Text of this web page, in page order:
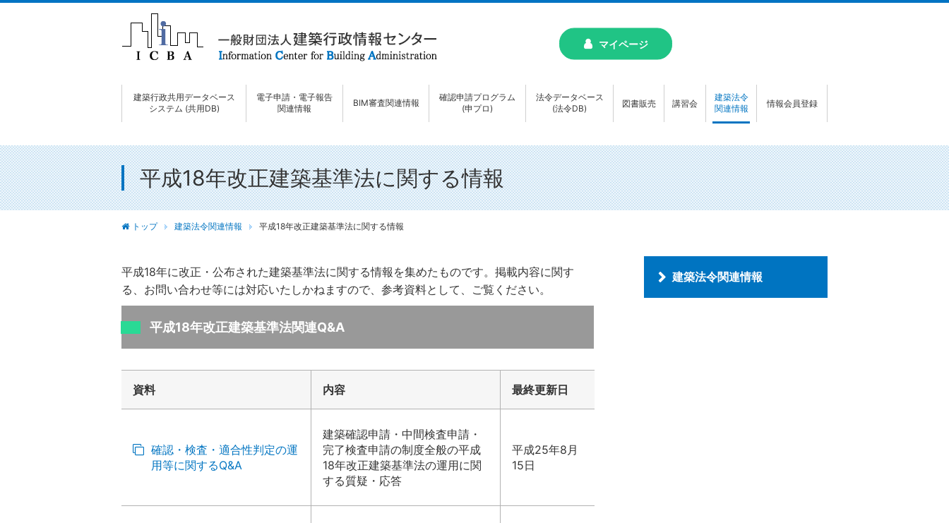
マイページ
建築行政共用データベース
システム (共用DB)
電子申請・電子報告
関連情報
BIM審査関連情報
確認申請プログラム
(申プロ)
法令データベース
(法令DB)
図書販売 講習会
建築法令
関連情報
情報会員登録
平成18年改正建築基準法に関する情報
トップ 建築法令関連情報 平成18年改正建築基準法に関する情報
平成18年に改正・公布された建築基準法に関する情報を集めたものです。掲載内容に関す
る、お問い合わせ等には対応いたしかねますので、参考資料として、ご覧ください。
平成18年改正建築基準法関連Q&A
資料 内容 最終更新日
確認・検査・適合性判定の運
用等に関するQ&A
建築確認申請・中間検査申請・
完了検査申請の制度全般の平成
18年改正建築基準法の運用に関
する質疑・応答
平成25年8月
15日
建築法令関連情報